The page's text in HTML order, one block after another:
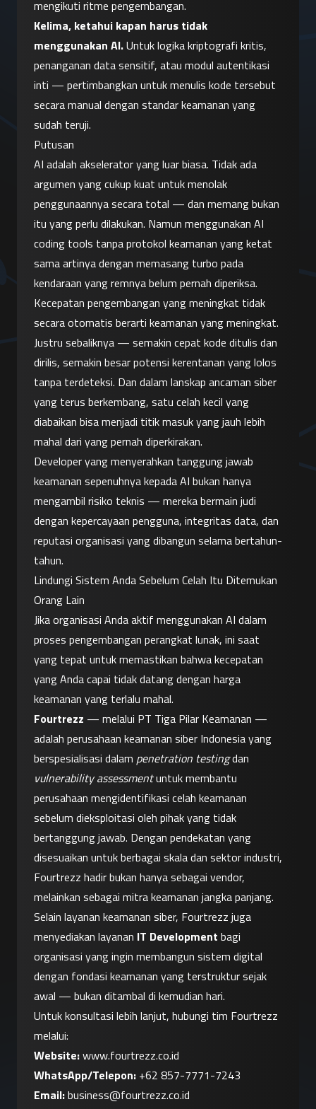
mengikuti ritme pengembangan.
Kelima, ketahui kapan harus tidak
menggunakan AI. Untuk logika kriptografi kritis,
penanganan data sensitif, atau modul autentikasi
inti — pertimbangkan untuk menulis kode tersebut
secara manual dengan standar keamanan yang
sudah teruji.
Putusan
AI adalah akselerator yang luar biasa. Tidak ada
argumen yang cukup kuat untuk menolak
penggunaannya secara total — dan memang bukan
itu yang perlu dilakukan. Namun menggunakan AI
coding tools tanpa protokol keamanan yang ketat
sama artinya dengan memasang turbo pada
kendaraan yang remnya belum pernah diperiksa.
Kecepatan pengembangan yang meningkat tidak
secara otomatis berarti keamanan yang meningkat.
Justru sebaliknya — semakin cepat kode ditulis dan
dirilis, semakin besar potensi kerentanan yang lolos
tanpa terdeteksi. Dan dalam lanskap ancaman siber
yang terus berkembang, satu celah kecil yang
diabaikan bisa menjadi titik masuk yang jauh lebih
mahal dari yang pernah diperkirakan.
Developer yang menyerahkan tanggung jawab
keamanan sepenuhnya kepada AI bukan hanya
mengambil risiko teknis — mereka bermain judi
dengan kepercayaan pengguna, integritas data, dan
reputasi organisasi yang dibangun selama bertahun-
tahun.
Lindungi Sistem Anda Sebelum Celah Itu Ditemukan
Orang Lain
Jika organisasi Anda aktif menggunakan AI dalam
proses pengembangan perangkat lunak, ini saat
yang tepat untuk memastikan bahwa kecepatan
yang Anda capai tidak datang dengan harga
keamanan yang terlalu mahal.
Fourtrezz — melalui PT Tiga Pilar Keamanan —
adalah perusahaan keamanan siber Indonesia yang
berspesialisasi dalam penetration testing
vulnerability assessment untuk membantu
perusahaan mengidentifikasi celah keamanan
sebelum dieksploitasi oleh pihak yang tidak
bertanggung jawab. Dengan pendekatan yang
disesuaikan untuk berbagai skala dan sektor industri,
Fourtrezz hadir bukan hanya sebagai vendor,
melainkan sebagai mitra keamanan jangka panjang.
Selain layanan keamanan siber, Fourtrezz juga
menyediakan layanan IT Development bagi
organisasi yang ingin membangun sistem digital
dengan fondasi keamanan yang terstruktur sejak
awal — bukan ditambal di kemudian hari.
Untuk konsultasi lebih lanjut, hubungi tim Fourtrezz
melalui:
Website:www.fourtrezz.co.id
WhatsApp/Telepon: +62 857-7771-7243
Email:business@fourtrezz.co.id